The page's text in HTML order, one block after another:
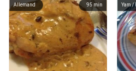
95 min
Allemand Yam /